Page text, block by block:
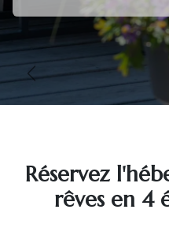
Vorige
Réservez
rêves en 4